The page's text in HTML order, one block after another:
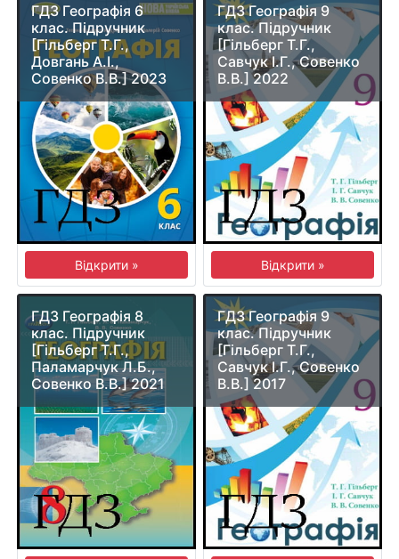
ГДЗ Географія 6
клас. Підручник
[Гільберг Т.Г.,
Довгань А.І.,
Совенко В.В.] 2023
Відкрити »
ГДЗ Географія 9
клас. Підручник
[Гільберг Т.Г.,
Савчук І.Г., Совенко
В.В.] 2022
Відкрити »
ГДЗ Географія 8
клас. Підручник
[Гільберг Т.Г.,
Паламарчук Л.Б.,
Совенко В.В.] 2021
ГДЗ Географія 9
клас. Підручник
[Гільберг Т.Г.,
Савчук І.Г., Совенко
В.В.] 2017